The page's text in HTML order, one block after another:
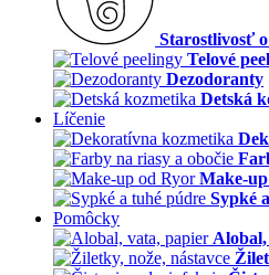
Starostlivosť
Telové
Dezodoranty
Detská
Líčenie
Make-
Sypké
Pomôcky